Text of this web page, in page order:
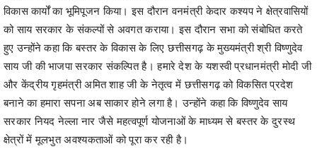
विकास कार्यों का भूमिपूजन किया। इस दौरान वनमंत्री केदार कश्यप ने क्षेत्रवासियों
को साय सरकार के संकल्पों से अवगत कराया। इस दौरान सभा को संबोधित करते
हुए उन्होंने कहा कि बस्तर के विकास के लिए छत्तीसगढ़ के मुख्यमंत्री श्री विष्णुदेव
साय जी की भाजपा सरकार संकल्पित है। हमारे देश के यशस्वी प्रधानमंत्री मोदी जी
और केंद्रीय गृहमंत्री अमित शाह जी के नेतृत्व में छत्तीसगढ़ को विकसित प्रदेश
बनाने का हमारा सपना अब साकार होने लगा है। उन्होंने कहा कि विष्णुदेव साय
सरकार नियद नेल्ला नार जैसे महत्वपूर्ण योजनाओं के माध्यम से बस्तर के दुरस्थ
क्षेत्रों में मूलभुत अवश्यकताओं को पूरा कर रही है।